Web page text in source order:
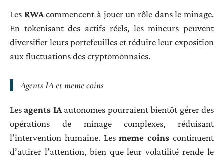
Les RWAcommencent à jouer un rôle dans le minage.
En tokenisant des actifs réels, les mineurs peuvent
diversifier leurs portefeuilles et réduire leur exposition
aux fluctuations des cryptomonnaies.
Agents IA et meme coins
Lesagents IAautonomes pourraient bientôt gérer des
opérations de minage complexes, réduisant
l’intervention humaine. Lesmeme coins continuent
d’attirer l’attention, bien que leur volatilité rende le